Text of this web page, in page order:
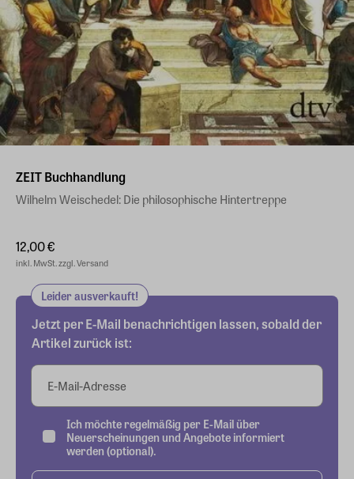
ZEIT Buchhandlung
Wilhelm Weischedel: Die philosophische Hintertreppe
12,00 €
inkl. MwSt. zzgl. Versand
Leider ausverkauft!
Jetzt per E-Mail benachrichtigen lassen, sobald der
Artikel zurück ist:
E-Mail-Adresse
Ich möchte regelmäßig per E-Mail über
Neuerscheinungen und Angebote informiert
werden (optional).